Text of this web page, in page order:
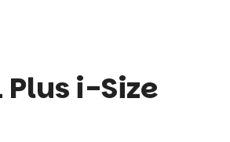
Plus i-Size